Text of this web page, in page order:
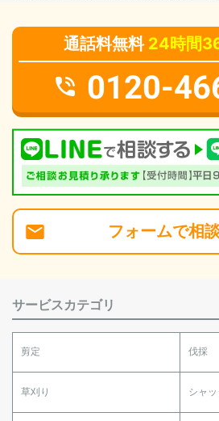
通話料無料 24時間
0120-
フォームで相
サービスカテゴリ
剪定 伐採
草刈り シャ